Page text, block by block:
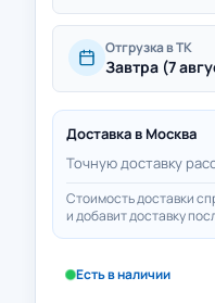
Отгрузка в ТК
Завтра (7
Доставка в Москва
Точную доставку
Стоимость доставки
и добавит доставку
Есть в наличии